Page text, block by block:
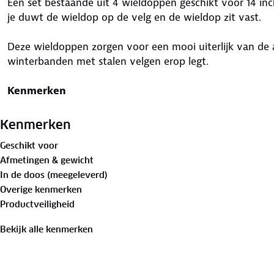
je duwt de wieldop op de velg en de wieldop zit vast.
Deze wieldoppen zorgen voor een mooi uiterlijk van
winterbanden met stalen velgen erop legt.
Kenmerken
Maat: 14 Inch
Deze wieldoppensets zijn universeel te monteren op
maat welke op de band staat. Staat er op je band
het cijfer na de R, welke in dit geval 14. In dit voorbeeld
moeten hebben.
Kenmerken
Geschikt voor
Afmetingen & gewicht
In de doos (meegeleverd)
Overige kenmerken
Productveiligheid
Bekijk alle kenmerken